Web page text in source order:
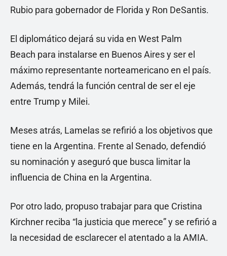
Rubio para gobernador de Florida y Ron DeSantis.
El diplomático dejará su vida en West Palm
Beach para instalarse en Buenos Aires y ser el
máximo representante norteamericano en el país.
Además, tendrá la función central de ser el eje
entre Trump y Milei.
Meses atrás, Lamelas se refirió a los objetivos que
tiene en la Argentina. Frente al Senado, defendió
su nominación y aseguró que busca limitar la
influencia de China en la Argentina.
Por otro lado, propuso trabajar para que Cristina
Kirchner reciba “la justicia que merece” y se refirió a
la necesidad de esclarecer el atentado a la AMIA.